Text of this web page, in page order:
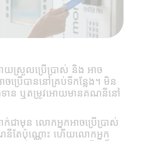
យស្រួលប្រើប្រាស់ និង អាច
រើបាននៅគ្រប់ទីកន្លែង​។ មិន
ទាន ឬ​តម្រូវអោយមានគណនីនៅ​
ជាមុន លោក​អ្នកអាចប្រើប្រាស់
នីតែប៉ុណ្ណោះ ហើយលោកអ្នក